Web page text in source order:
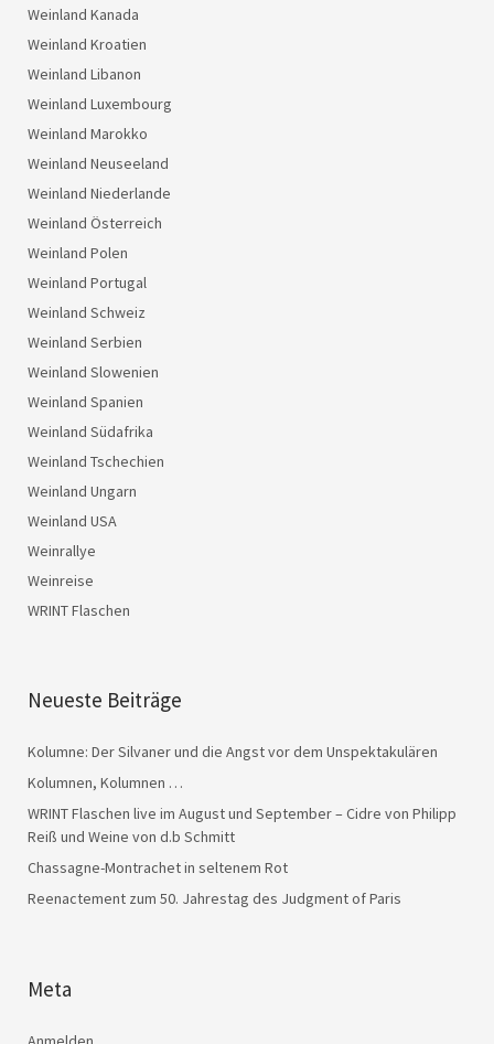
Weinland Kanada
Weinland Kroatien
Weinland Libanon
Weinland Luxembourg
Weinland Marokko
Weinland Neuseeland
Weinland Niederlande
Weinland Österreich
Weinland Polen
Weinland Portugal
Weinland Schweiz
Weinland Serbien
Weinland Slowenien
Weinland Spanien
Weinland Südafrika
Weinland Tschechien
Weinland Ungarn
Weinland USA
Weinrallye
Weinreise
WRINT Flaschen
Neueste Beiträge
Kolumne: Der Silvaner und die Angst vor dem Unspektakulären
Kolumnen, Kolumnen …
WRINT Flaschen live im August und September – Cidre von Philipp
Reiß und Weine von d.b Schmitt
Chassagne-Montrachet in seltenem Rot
Reenactement zum 50. Jahrestag des Judgment of Paris
Meta